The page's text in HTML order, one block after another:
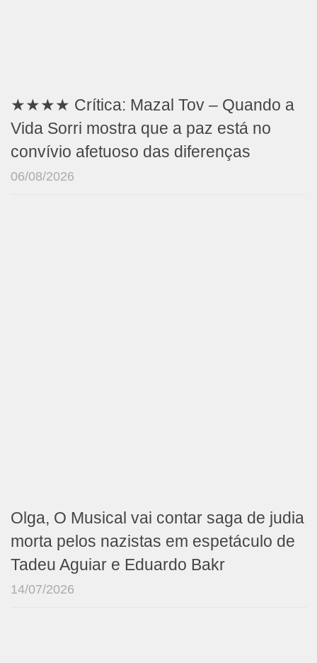
★★★★ Crítica: Mazal Tov – Quando a
Vida Sorri mostra que a paz está no
convívio afetuoso das diferenças
06/08/2026
Olga, O Musical vai contar saga de judia
morta pelos nazistas em espetáculo de
Tadeu Aguiar e Eduardo Bakr
14/07/2026